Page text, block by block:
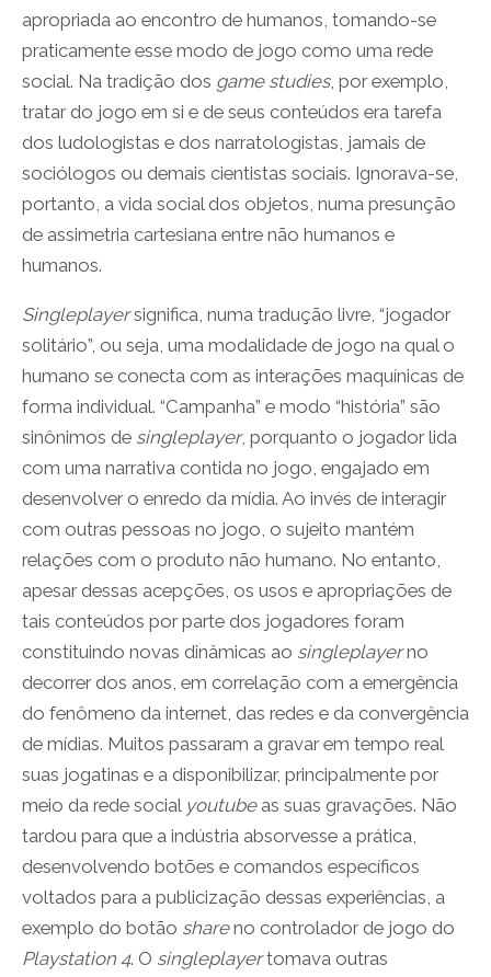
apropriada ao encontro de humanos, tomando-se
praticamente esse modo de jogo como uma rede
social. Na tradição dos game studies, por exemplo,
tratar do jogo em si e de seus conteúdos era tarefa
dos ludologistas e dos narratologistas, jamais de
sociólogos ou demais cientistas sociais. Ignorava-se,
portanto, a vida social dos objetos, numa presunção
de assimetria cartesiana entre não humanos e
humanos.
Singleplayersignifica, numa tradução livre, “jogador
solitário”, ou seja, uma modalidade de jogo na qual o
humano se conecta com as interações maquínicas de
forma individual. “Campanha” e modo “história” são
sinônimos de singleplayer, porquanto o jogador lida
com uma narrativa contida no jogo, engajado em
desenvolver o enredo da mídia. Ao invés de interagir
com outras pessoas no jogo, o sujeito mantém
relações com o produto não humano. No entanto,
apesar dessas acepções, os usos e apropriações de
tais conteúdos por parte dos jogadores foram
constituindo novas dinâmicas ao singleplayerno
decorrer dos anos, em correlação com a emergência
do fenômeno da internet, das redes e da convergência
de mídias. Muitos passaram a gravar em tempo real
suas jogatinas e a disponibilizar, principalmente por
meio da rede social youtubeas suas gravações. Não
tardou para que a indústria absorvesse a prática,
desenvolvendo botões e comandos específicos
voltados para a publicização dessas experiências, a
exemplo do botão shareno controlador de jogo do
Playstation 4. O singleplayertomava outras